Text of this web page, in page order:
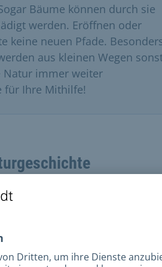
Bäume können durch sie
werden. Eröffnen oder
keine neuen Pfade.
aus kleinen Wegen
Natur immer weiter
für Ihre Mithilfe!